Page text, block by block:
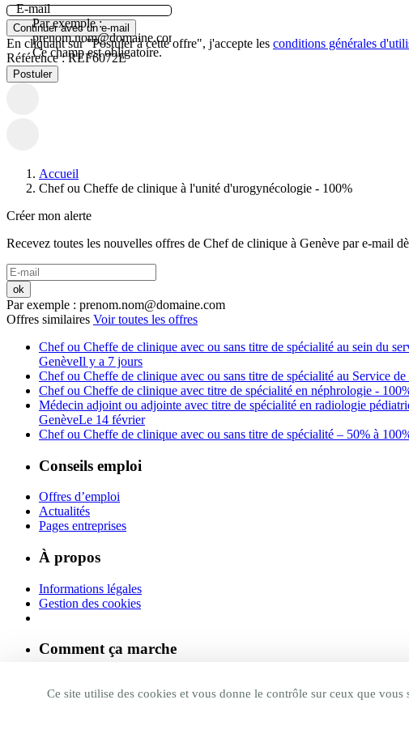
E-mail
Par exemple :
prenom.nom@domaine.com.
Ce champ est obligatoire.
Continuer avec un e-mail
En cliquant sur "Postuler à cette offre", j'accepte les conditions générales
Référence :REF6072E
Postuler
Accueil
Chef ou Cheffe de clinique à l'unité d'urogynécologie - 100%
Créer mon alerte
Recevez toutes les nouvelles offres de Chef de clinique à Genève par e-mail
ok
Par exemple : prenom.nom@domaine.com
Offres similaires Voir toutes les offres
Chef ou Cheffe de clinique avec ou sans titre de spécialité au sein du
GenèveIl y a 7 jours
Chef ou Cheffe de clinique avec ou sans titre de spécialité au Service
Chef ou Cheffe de clinique avec titre de spécialité en néphrologie -
Médecin adjoint ou adjointe avec titre de spécialité en radiologie
GenèveLe 14 février
Chef ou Cheffe de clinique avec ou sans titre de spécialité – 50% à
Conseils emploi
Offres d’emploi
Actualités
Pages entreprises
À propos
Informations légales
Gestion des cookies
Comment ça marche
Ce site utilise des cookies et vous donne le contrôle sur ceux que vous